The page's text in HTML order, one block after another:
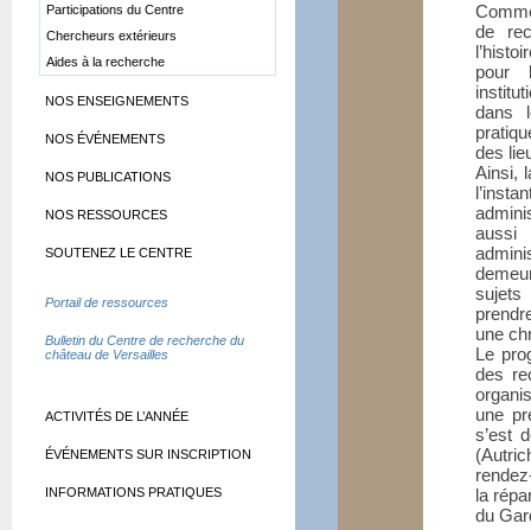
de
pour
dans
des
Ainsi,
aussi
sujets
une
Le
des
une
s’est
la
du
Participations du Centre
Chercheurs extérieurs
Aides à la recherche
NOS ENSEIGNEMENTS
NOS ÉVÉNEMENTS
NOS PUBLICATIONS
NOS RESSOURCES
SOUTENEZ LE CENTRE
Portail de ressources
Bulletin du Centre de recherche du
château de Versailles
ACTIVITÉS DE L’ANNÉE
ÉVÉNEMENTS SUR INSCRIPTION
INFORMATIONS PRATIQUES